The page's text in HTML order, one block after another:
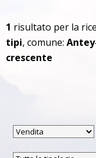
1 risultato per la
tipi, comune:
crescente